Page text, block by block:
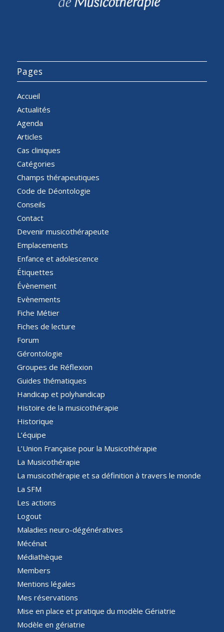
Pages
Accueil
Actualités
Agenda
Articles
Cas cliniques
Catégories
Champs thérapeutiques
Code de Déontologie
Conseils
Contact
Devenir musicothérapeute
Emplacements
Enfance et adolescence
Étiquettes
Évènement
Evènements
Fiche Métier
Fiches de lecture
Forum
Gérontologie
Groupes de Réflexion
Guides thématiques
Handicap et polyhandicap
Histoire de la musicothérapie
Historique
L’équipe
L’Union Française pour la Musicothérapie
La Musicothérapie
La musicothérapie et sa définition à travers le monde
La SFM
Les actions
Logout
Maladies neuro-dégénératives
Mécénat
Médiathèque
Members
Mentions légales
Mes réservations
Mise en place et pratique du modèle Gériatrie
Modèle en gériatrie